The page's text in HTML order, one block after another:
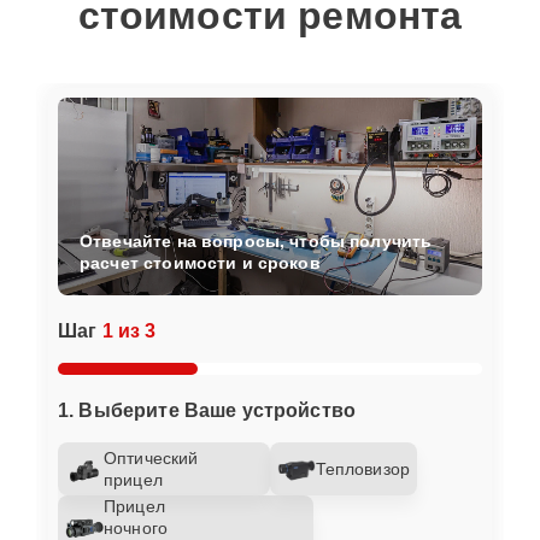
стоимости ремонта
Шаг 1 из 3
1. Выберите Ваше устройство
Оптический
прицел
Тепловизор
Прицел
ночного
Отвечайте на вопросы, чтобы получить
расчет стоимости и сроков